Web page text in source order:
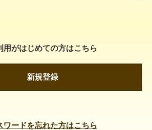
用がはじめての方はこちら
新規登録
ワードを忘れた方はこちら